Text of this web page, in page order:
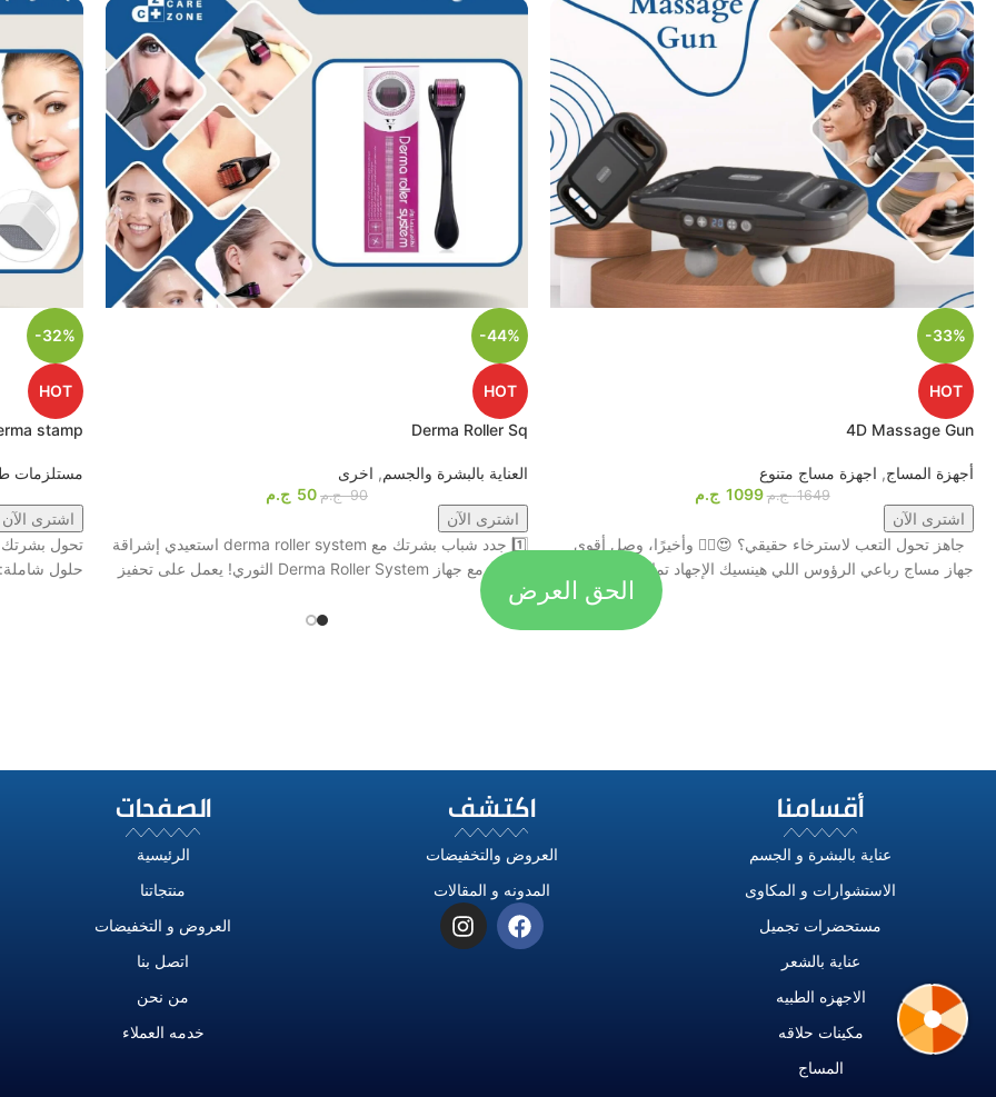
-33%
HOT
4D Massage Gun
أجهزة المساج, اجهزة مساج متنوع
1649 ج.م 1099 ج.م
اشترى الآن
جاهز تحول التعب لاسترخاء حقيقي؟ 😍💆‍♂️ وأخيرًا، وصل أقوى
جهاز مساج رباعي الرؤوس اللي هينسيك الإجهاد تمامًا! 🔥
-44%
HOT
Derma Roller Sq
العناية بالبشرة والجسم, اخرى
90 ج.م 50 ج.م
اشترى الآن
1️⃣ جدد شباب بشرتك مع derma roller system استعيدي إشراقة
شبابكِ مع جهاز Derma Roller System الثوري! يعمل على تحفيز
-32%
HOT
stamp
مستلزمات
اشترى الآن
تحول بشرتك
حلول
أقسامنا
عناية بالبشرة و الجسم
الاستشوارات و المكاوى
مستحضرات تجميل
عناية بالشعر
الاجهزه الطبيه
مكينات حلاقه
المساج
اكتشف
العروض والتخفيضات
المدونه و المقالات
الصفحات
الرئيسية
منتجاتنا
العروض و التخفيضات
اتصل بنا
من نحن
خدمه العملاء